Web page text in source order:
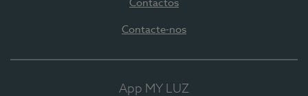
Contactos
Contacte-nos
App MY LUZ